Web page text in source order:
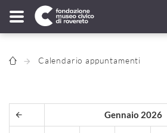
Calendario appuntamenti
Gennaio 2026